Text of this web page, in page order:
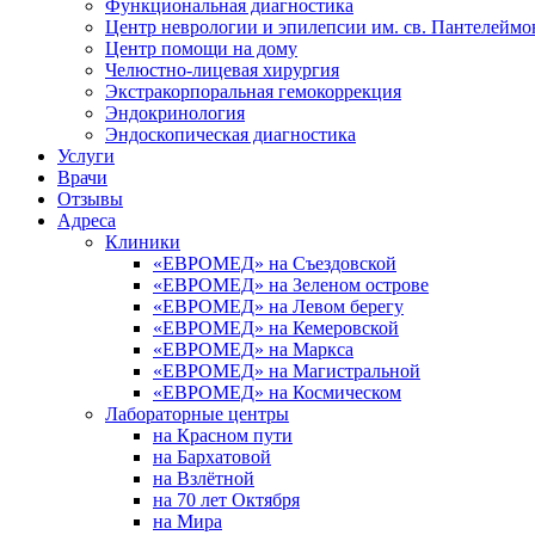
Функциональная диагностика
Центр неврологии и эпилепсии им. св.
Центр помощи на дому
Челюстно-лицевая хирургия
Экстракорпоральная гемокоррекция
Эндокринология
Эндоскопическая диагностика
Услуги
Врачи
Отзывы
Адреса
Клиники
«ЕВРОМЕД» на Съездовской
«ЕВРОМЕД» на Зеленом острове
«ЕВРОМЕД» на Левом берегу
«ЕВРОМЕД» на Кемеровской
«ЕВРОМЕД» на Маркса
«ЕВРОМЕД» на Магистральной
«ЕВРОМЕД» на Космическом
Лабораторные центры
на Красном пути
на Бархатовой
на Взлётной
на 70 лет Октября
на Мира